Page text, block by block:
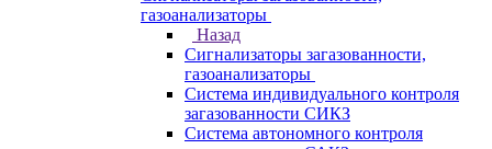
газоанализаторы
Назад
Сигнализаторы загазованности,
газоанализаторы
Система индивидуального контроля
загазованности СИКЗ
Система автономного контроля